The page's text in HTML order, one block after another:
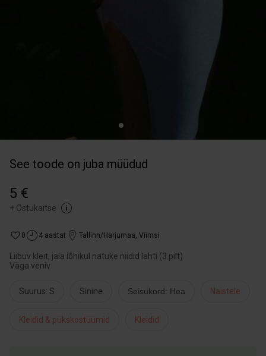
See toode on juba müüdud
5 €
+ Ostukaitse
0 4 aastat Tallinn/Harjumaa, Viimsi
Liibuv kleit, jala lõhikul natuke niidid lahti (3.pilt)
Väga veniv
Suurus: S Sinine Seisukord: Hea Naistele
Kleidid & pükskostüümid Kleidid